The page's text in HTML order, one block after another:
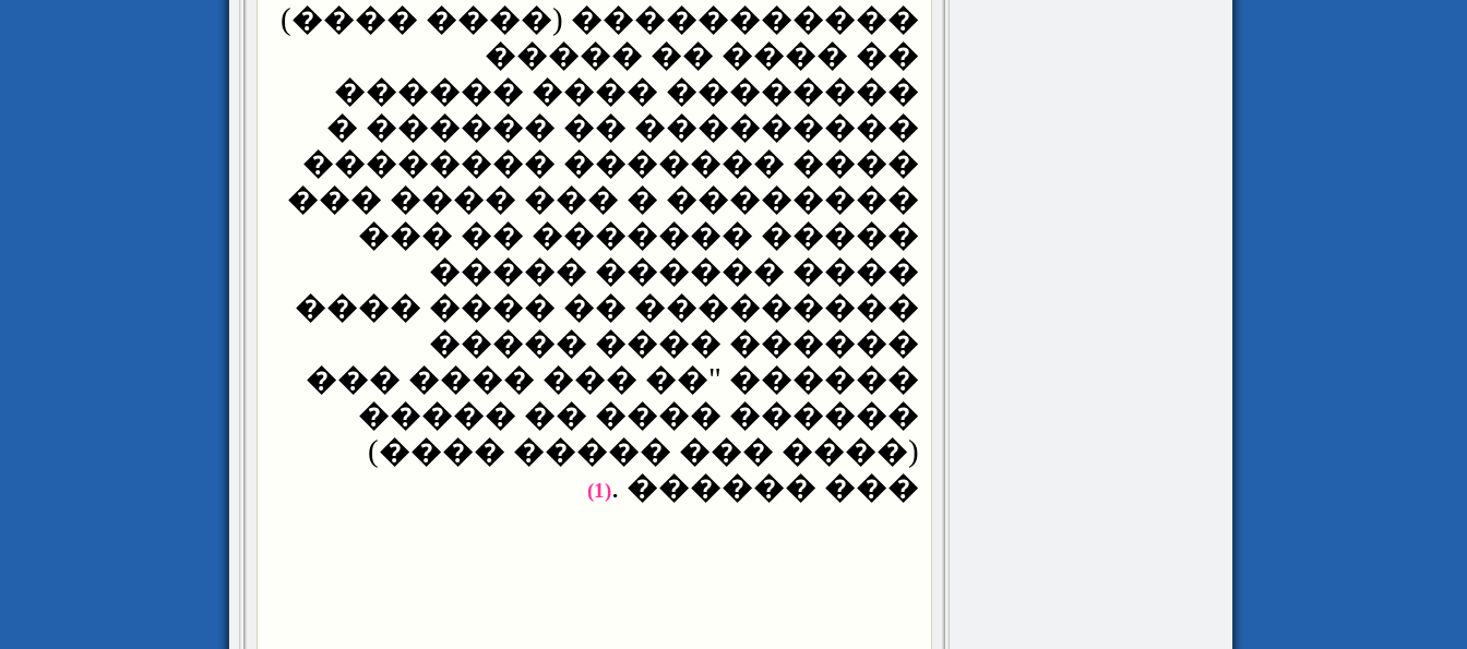
����������� (���� ����)
�� ���� �� �����
�������� ���� ������
��������� �� ������ �
���� ������� ��������
�������� � ��� ���� ���
����� ������� �� ���
���� ������ �����
��������� �� ���� ����
������ ���� �����
������ "�� ��� ���� ���
������ ���� �� �����
(���� ��� ����� ����)
��� ������ .
(1)